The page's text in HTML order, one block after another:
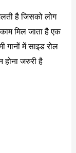
है जिसको लोग
मिल जाता है एक
गानों में साइड रोल
जरुरी है